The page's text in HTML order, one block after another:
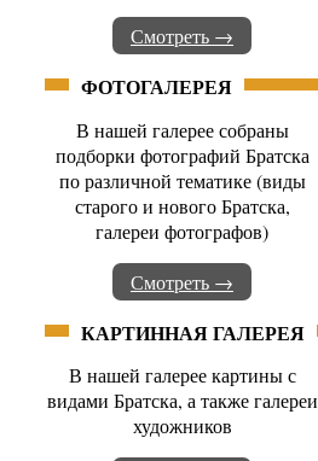
Смотреть →
ФОТОГАЛЕРЕЯ
В нашей галерее собраны
подборки фотографий Братска
по различной тематике (виды
старого и нового Братска,
галереи фотографов)
Смотреть →
КАРТИННАЯ ГАЛЕРЕЯ
В нашей галерее картины с
видами Братска, а также галереи
художников